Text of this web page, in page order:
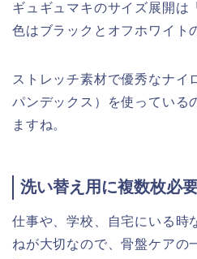
ギュギュマキのサイズ展開は
色はブラックとオフホワイト
ストレッチ素材で優秀なナイ
パンデックス）を使っている
ますね。
洗い替え用に複数枚必
仕事や、学校、自宅にいる時
ねが大切なので、骨盤ケアの